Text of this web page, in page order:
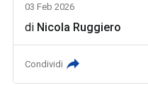
03 Feb 2026
di Nicola Ruggiero
Condividi